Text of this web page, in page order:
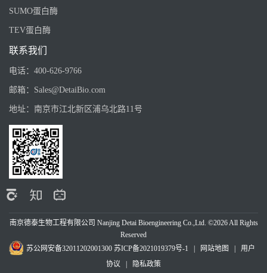
SUMO蛋白酶
TEV蛋白酶
联系我们
电话： 400-626-9766
邮箱： Sales@DetaiBio.com
地址： 南京市江北新区浦乌北路11号
南京德泰生物工程有限公司 Nanjing Detai Bioengineering Co.,Ltd. ©2026 All Rights
Reserved
苏公网安备32011202001300 苏ICP备2021019379号-1 网站地图
用户
协议
隐私政策